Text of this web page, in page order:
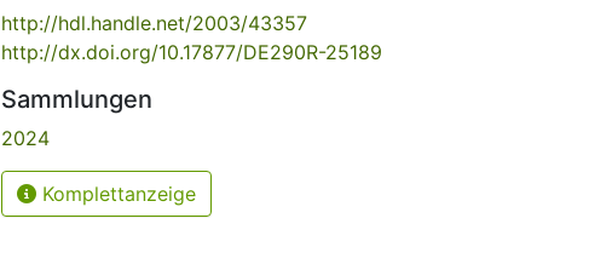
http://hdl.handle.net/2003/43357
http://dx.doi.org/10.17877/DE290R-25189
Sammlungen
2024
Komplettanzeige